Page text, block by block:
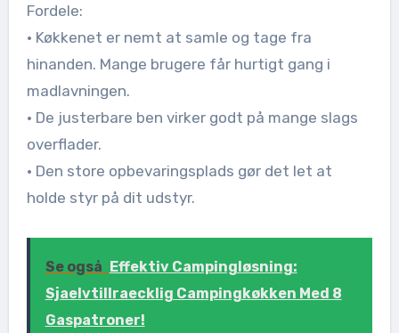
Fordele:
• Køkkenet er nemt at samle og tage fra
hinanden. Mange brugere får hurtigt gang i
madlavningen.
• De justerbare ben virker godt på mange slags
overflader.
• Den store opbevaringsplads gør det let at
holde styr på dit udstyr.
Se også Effektiv Campingløsning:
Sjaelvtillraecklig Campingkøkken Med 8
Gaspatroner!